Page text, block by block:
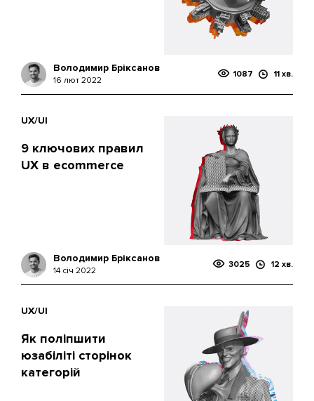
Володимир Бріксанов
16 лют 2022
1087 11 хв.
UX/UI
9 ключових правил
UX в ecommerce
Володимир Бріксанов
14 січ 2022
3025 12 хв.
UX/UI
Як поліпшити
юзабіліті сторінок
категорій